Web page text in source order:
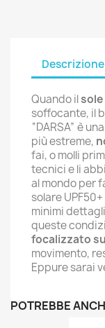
Descrizione
Quando ilsole
soffocante, il
“DARSA” è
più estreme,
fai, o molli
tecnici e li
al mondo per
solare
minimi
queste
focalizzato
movimento,
Eppure sarai
POTREBBE